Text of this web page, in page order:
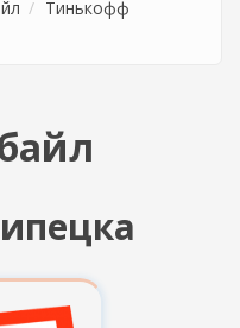
Тинькофф